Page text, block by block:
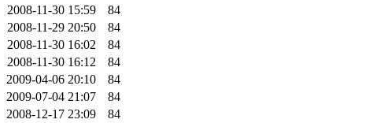
2008-11-30 15:59
84
2008-11-29 20:50
84
2008-11-30 16:02
84
2008-11-30 16:12
84
2009-04-06 20:10
84
2009-07-04 21:07
84
2008-12-17 23:09
84